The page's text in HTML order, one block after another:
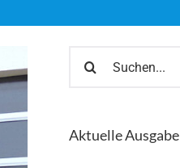
nach:
Aktuelle Ausgabe